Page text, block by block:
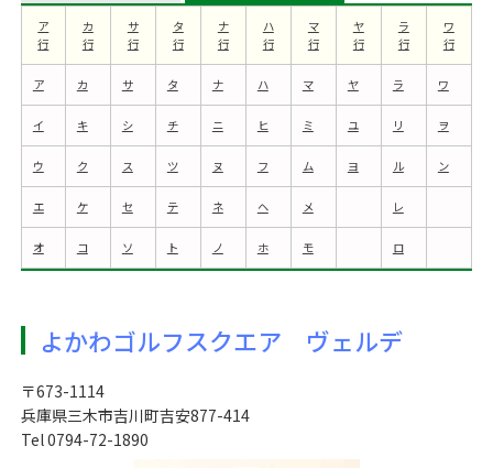
ア
行
カ
行
サ
行
タ
行
ナ
行
ハ
行
マ
行
ヤ
行
ラ
行
ワ
行
ア カ サ タ ナ ハ マ ヤ ラ ワ
イ キ シ チ ニ ヒ ミ ユ リ ヲ
ウ ク ス ツ ヌ フ ム ヨ ル ン
エ ケ セ テ ネ ヘ メ レ
オ コ ソ ト ノ ホ モ ロ
よかわゴルフスクエア ヴェルデ
〒673-1114
兵庫県三木市吉川町吉安877-414
Tel 0794-72-1890